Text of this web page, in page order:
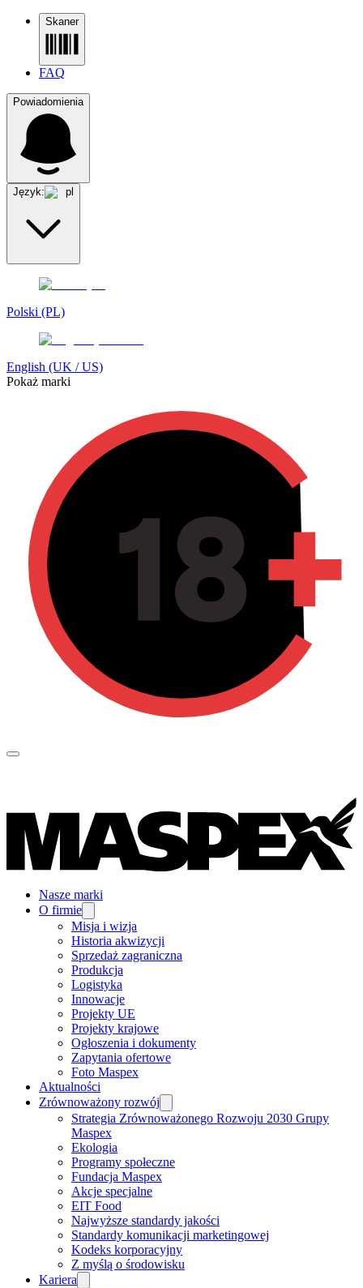
Skaner
FAQ
Powiadomienia
Język: pl
Polski (PL)
English (UK / US)
Pokaż marki
Nasze marki
O firmie
Misja i wizja
Historia akwizycji
Sprzedaż zagraniczna
Produkcja
Logistyka
Innowacje
Projekty UE
Projekty krajowe
Ogłoszenia i dokumenty
Zapytania ofertowe
Foto Maspex
Aktualności
Zrównoważony rozwój
Strategia Zrównoważonego Rozwoju 2030 Grupy
Maspex
Ekologia
Programy społeczne
Fundacja Maspex
Akcje specjalne
EIT Food
Najwyższe standardy jakości
Standardy komunikacji marketingowej
Kodeks korporacyjny
Z myślą o środowisku
Kariera